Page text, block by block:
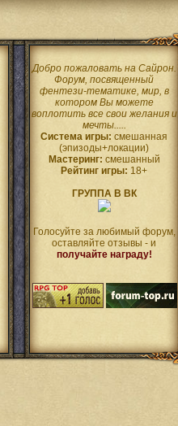
Добро пожаловать на Сайрон.
Форум, посвященный
фентези-тематике, мир, в
котором Вы можете
воплотить все свои желания и
мечты.....
Система игры: смешанная
(эпизоды+локации)
Мастеринг: смешанный
Рейтинг игры: 18+
ГРУППА В ВК
Голосуйте за любимый форум,
оставляйте отзывы - и
получайте награду!